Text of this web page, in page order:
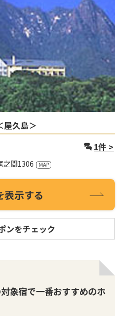
久島＞
1件 >
之間1306
表示する
ンをチェック
象宿で一番おすすめのホ